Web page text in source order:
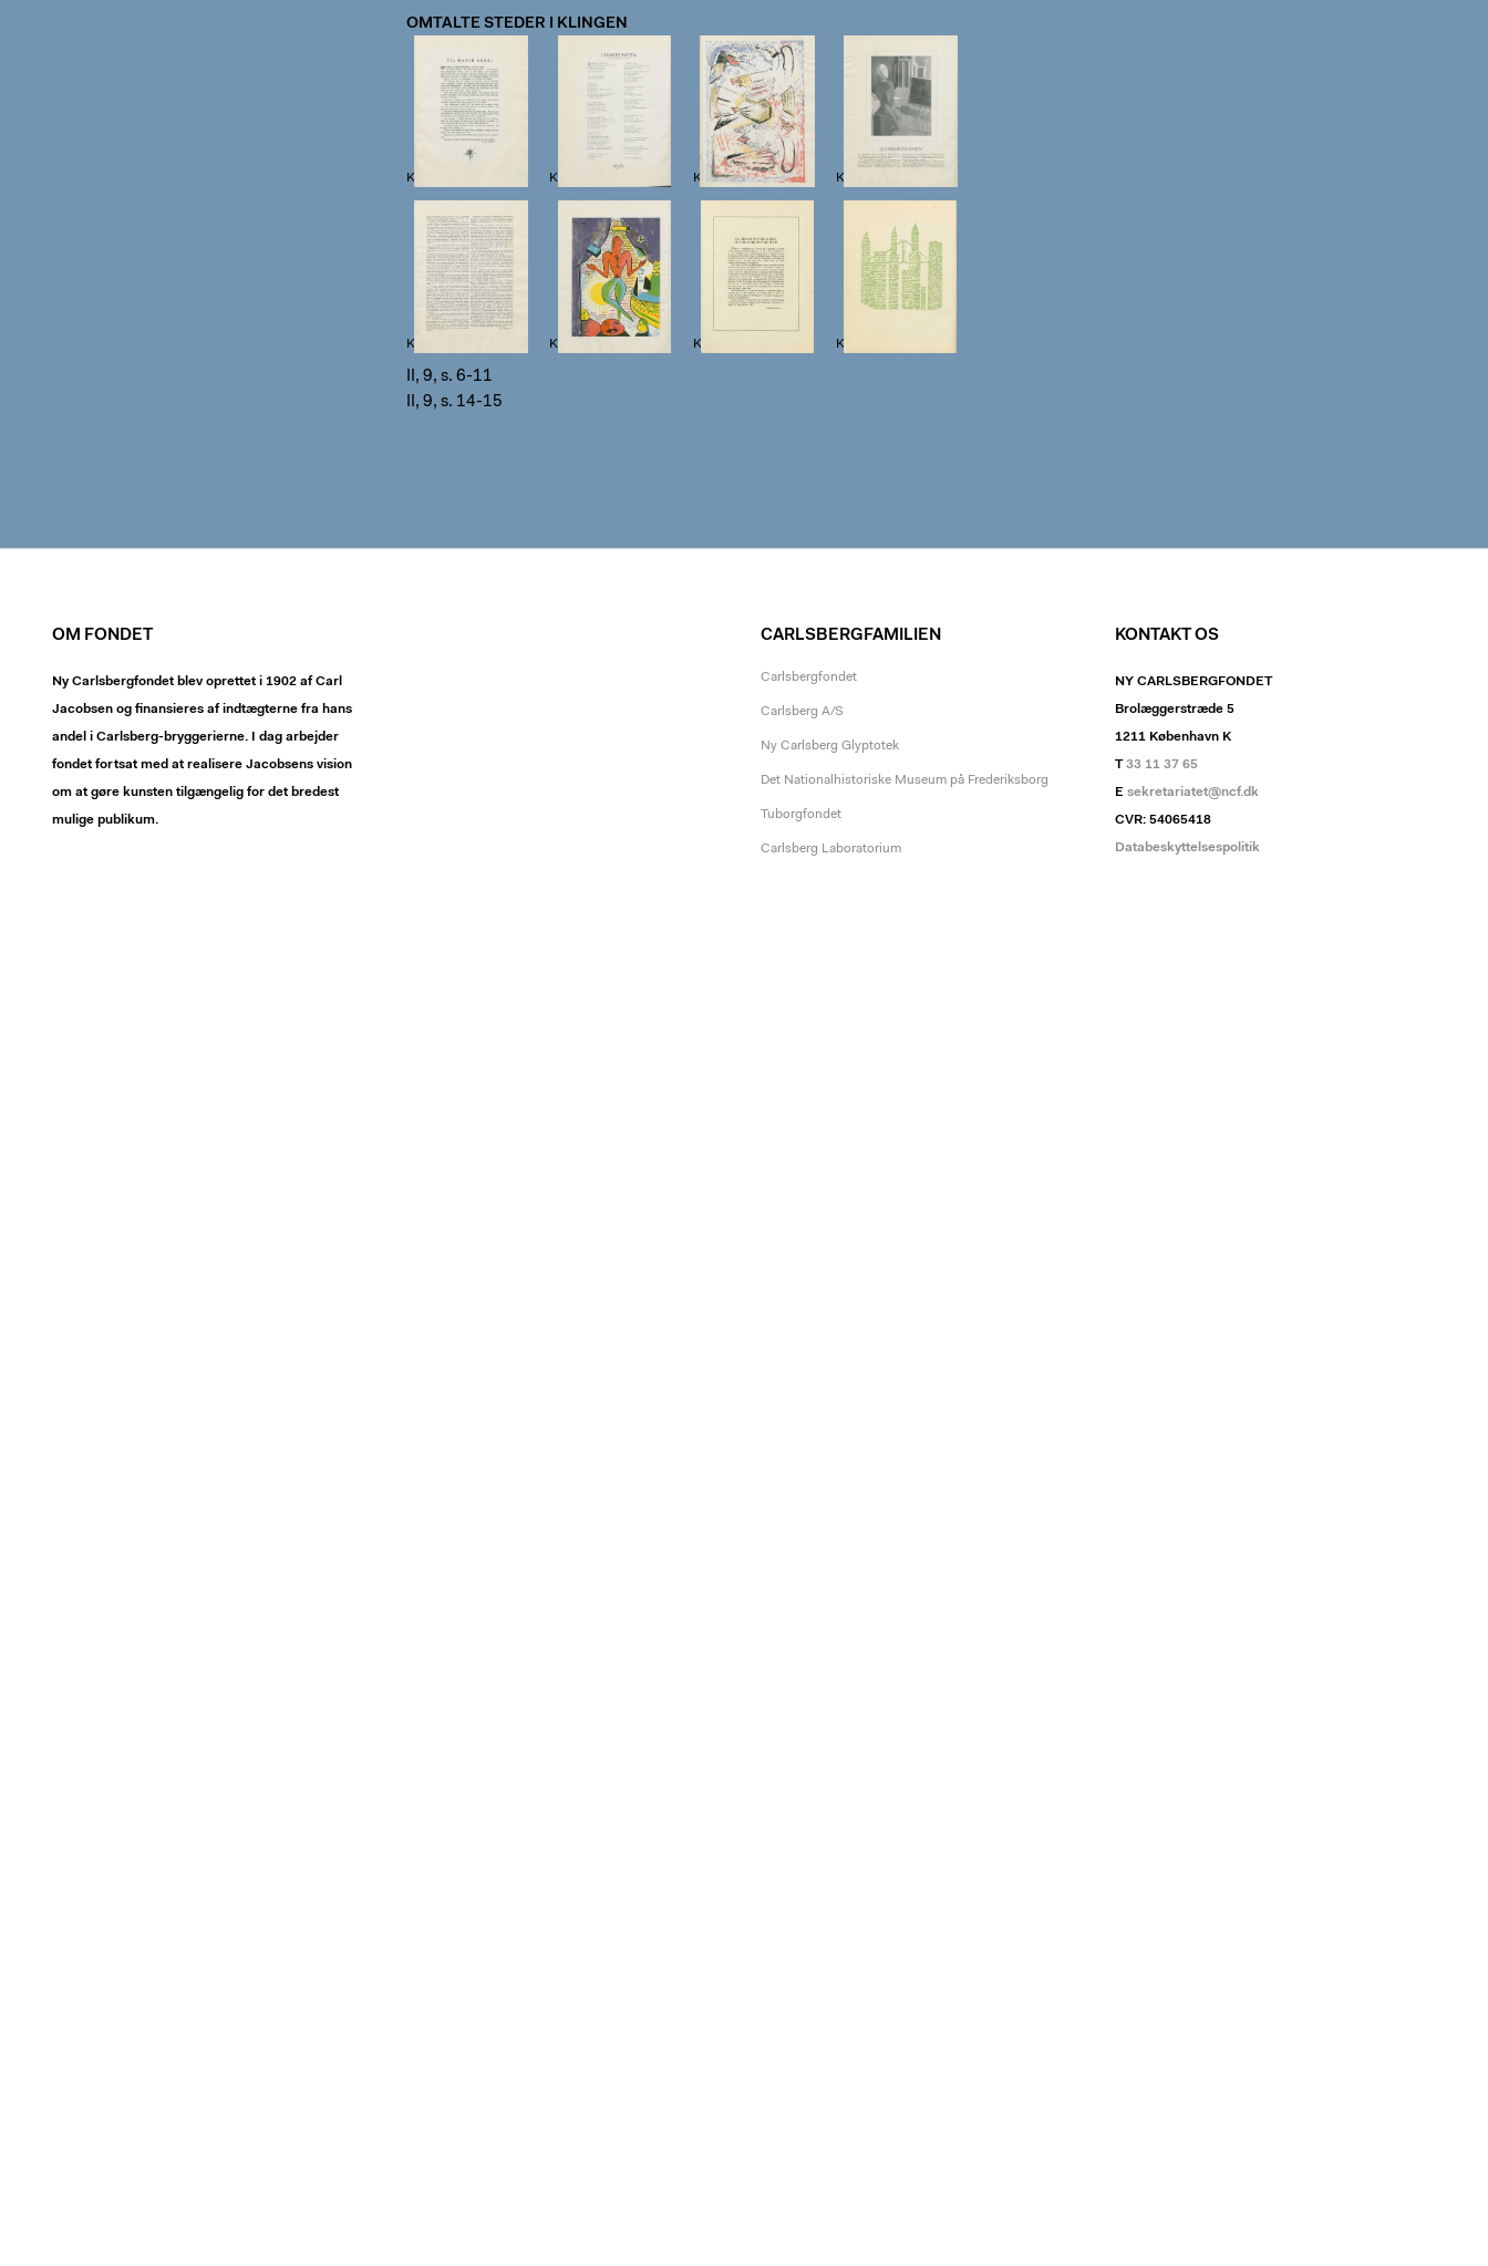
OMTALTE STEDER I KLINGEN
Klingen II, 9, s. 6 Klingen II, 9, s. 7 Klingen II, 9, s. 8 Klingen II, 9, s. 9
Klingen II, 9, s. 10 Klingen II, 9, s. 11 Klingen II, 9, s. 14 Klingen II, 9, s. 15
II, 9, s. 6-11
II, 9, s. 14-15
OM FONDET
Ny Carlsbergfondet blev oprettet i 1902 af Carl
Jacobsen og finansieres af indtægterne fra hans
andel i Carlsberg-bryggerierne. I dag arbejder
fondet fortsat med at realisere Jacobsens vision
om at gøre kunsten tilgængelig for det bredest
mulige publikum.
CARLSBERGFAMILIEN
Carlsbergfondet
Carlsberg A/S
Ny Carlsberg Glyptotek
Det Nationalhistoriske Museum på Frederiksborg
Tuborgfondet
Carlsberg Laboratorium
KONTAKT OS
NY CARLSBERGFONDET
Brolæggerstræde 5
1211 København K
T33 11 37 65
E sekretariatet@ncf.dk
CVR: 54065418
Databeskyttelsespolitik